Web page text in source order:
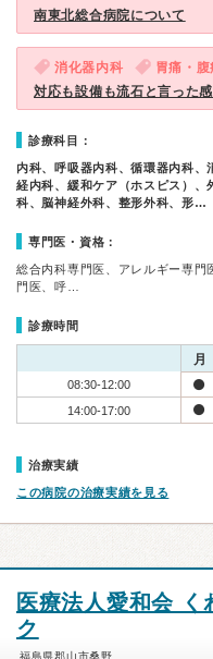
南東北総合病院について
消化器内科 胃痛・
対応も設備も流石と言った
診療科目：
内科、呼吸器内科、循環器内科
経内科、緩和ケア（ホスピス）
科、脳神経外科、整形外科、形…
専門医・資格：
総合内科専門医、アレルギー専
門医、呼…
診療時間
月
08:30-12:00
14:00-17:00
治療実績
この病院の治療実績を見る
医療法人愛和会 く
ク
福島県郡山市桑野